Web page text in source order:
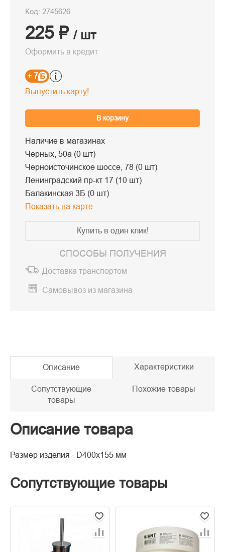
Код: 2745626
225 ₽ / шт
Оформить в кредит
+ 7
Выпустить карту!
В корзину
Наличие в магазинах
Черных, 50а (0 шт)
Черноисточинское шоссе, 78 (0 шт)
Ленинградский пр-кт 17 (10 шт)
Балакинская 3Б (0 шт)
Показать на карте
Купить в один клик!
СПОСОБЫ ПОЛУЧЕНИЯ
Доставка транспортом
Самовывоз из магазина
Описание Характеристики
Сопутствующие
товары
Похожие товары
Описание товара
Размер изделия - D400x155 мм
Сопутствующие товары